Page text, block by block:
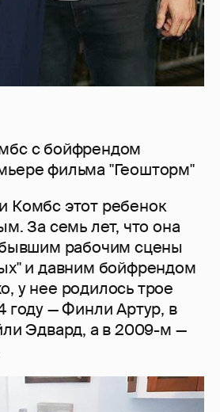
с бойфрендом
фильма "Геошторм"
Комбс этот ребенок
За семь лет, что она
рабочим сцены
и давним бойфрендом
у нее родилось трое
году — Финли Артур, в
Эдвард, а в 2009-м —